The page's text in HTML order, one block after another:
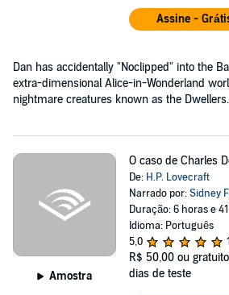
Assine -
Dan has accidentally "Noclipped" into the
extra-dimensional Alice-in-Wonderland
nightmare creatures known as the
Amostra
O caso de Charles
De: H.P. Lovecraft
Narrado por:Sidney
Duração: 6 horas e
Idioma: Português
5,0
R$ 50,00 ou
dias de teste